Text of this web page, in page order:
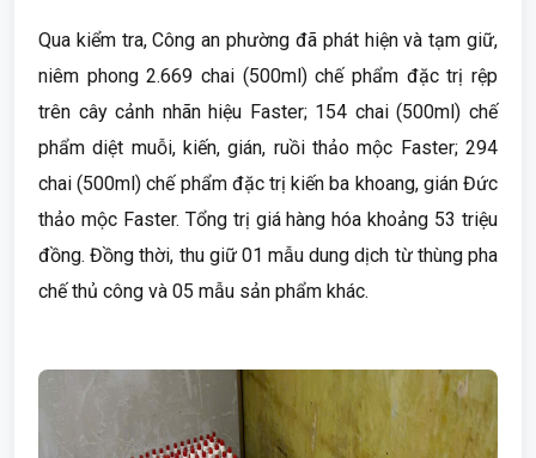
Qua kiểm tra, Công an phường đã phát hiện và tạm giữ,
niêm phong 2.669 chai (500ml) chế phẩm đặc trị rệp
trên cây cảnh nhãn hiệu Faster; 154 chai (500ml) chế
phẩm diệt muỗi, kiến, gián, ruồi thảo mộc Faster; 294
chai (500ml) chế phẩm đặc trị kiến ba khoang, gián Đức
thảo mộc Faster. Tổng trị giá hàng hóa khoảng 53 triệu
đồng. Đồng thời, thu giữ 01 mẫu dung dịch từ thùng pha
chế thủ công và 05 mẫu sản phẩm khác.